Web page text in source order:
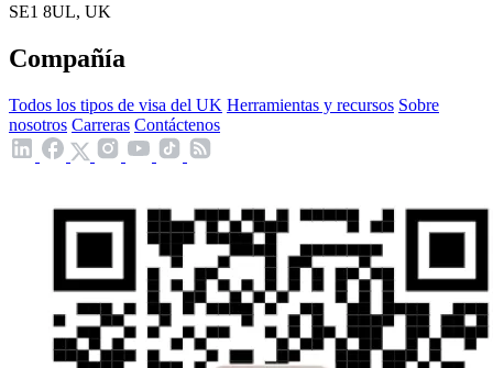
SE1 8UL, UK
Compañía
Todos los tipos de visa del UK Herramientas y recursos Sobre
nosotros Carreras Contáctenos